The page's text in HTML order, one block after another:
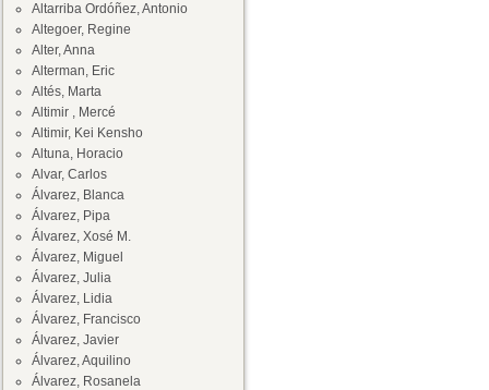
Altarriba Ordóñez, Antonio
Altegoer, Regine
Alter, Anna
Alterman, Eric
Altés, Marta
Altimir , Mercé
Altimir, Kei Kensho
Altuna, Horacio
Alvar, Carlos
Álvarez, Blanca
Álvarez, Pipa
Álvarez, Xosé M.
Álvarez, Miguel
Álvarez, Julia
Álvarez, Lidia
Álvarez, Francisco
Álvarez, Javier
Álvarez, Aquilino
Álvarez, Rosanela